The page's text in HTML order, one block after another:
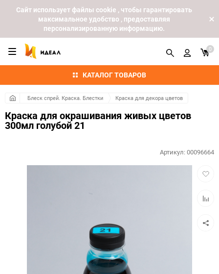
Cайт использует файлы cookie , чтобы гарантировать
максимальное удобство , предоставляя
персонализированную информацию.
КАТАЛОГ ТОВАРОВ
0
Блеск спрей. Краска. Блестки Краска для декора цветов
Краска для окрашивания живых цветов
300мл голубой 21
Артикул:00096664